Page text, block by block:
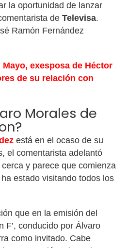
la oportunidad de lanzar
de Televisa.
Ramón Fernández
Mayo, exesposa de Héctor
de su relación con
Morales de
está en el ocaso de su
el comentarista adelantó
y parece que comienza
estado visitando todos los
que en la emisión del
F’, conducido por Álvaro
como invitado. Cabe